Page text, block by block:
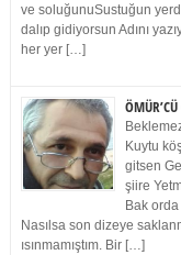
ve soluğunuSustuğun
dalıp gidiyorsun Adını
her yer […]
Kuytu
gitsen
şiire
Bak
Nasılsa son dizeye
ısınmamıştım. Bir […]